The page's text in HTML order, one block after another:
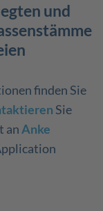
und
finden Sie
Sie
anAnke